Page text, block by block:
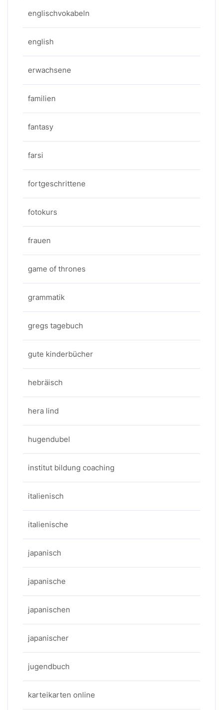
englischvokabeln
english
erwachsene
familien
fantasy
farsi
fortgeschrittene
fotokurs
frauen
game of thrones
grammatik
gregs tagebuch
gute kinderbücher
hebräisch
hera lind
hugendubel
institut bildung coaching
italienisch
italienische
japanisch
japanische
japanischen
japanischer
jugendbuch
karteikarten online